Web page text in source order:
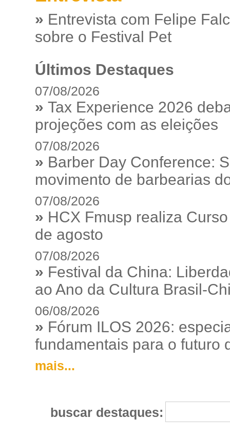
» Entrevista com Felipe
sobre o Festival Pet
Últimos Destaques
07/08/2026
» Tax Experience 2026
projeções com as eleições
07/08/2026
» Barber Day Conference:
movimento de barbearias
07/08/2026
» HCX Fmusp realiza
de agosto
07/08/2026
» Festival da China:
ao Ano da Cultura Brasil-
06/08/2026
» Fórum ILOS 2026:
fundamentais para o futuro
mais...
buscar destaques: